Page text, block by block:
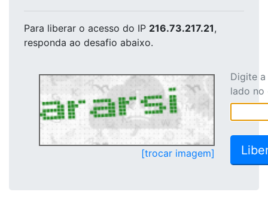
Para liberar o acesso do IP 216.73.217.21,
responda ao desafio abaixo.
[trocar imagem]
Digite
lado no